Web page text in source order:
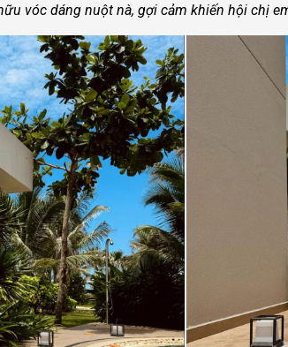
vóc dáng nuột nà, gợi cảm khiến hội chị